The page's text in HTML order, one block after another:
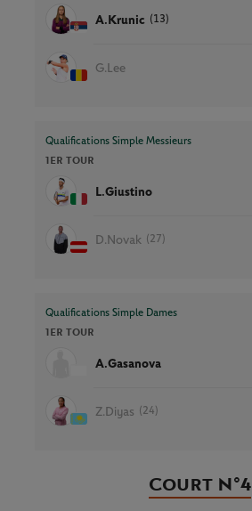
A.Krunic (13)
G.Lee
Qualifications Simple Messieurs
1ER TOUR
L.Giustino
D.Novak (27)
Qualifications Simple Dames
1ER TOUR
A.Gasanova
Z.Diyas (24)
Court N°4